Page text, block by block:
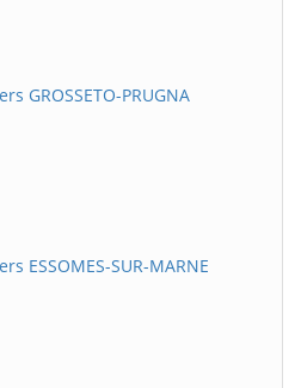
GROSSETO-PRUGNA
ESSOMES-SUR-MARNE